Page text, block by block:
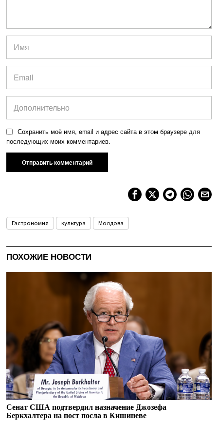
Сохранить моё имя, email и адрес сайта в этом браузере для
последующих моих комментариев.
Гастрономия культура Молдова
ПОХОЖИЕ НОВОСТИ
Сенат США подтвердил назначение Джозефа
Беркхалтера на пост посла в Кишиневе